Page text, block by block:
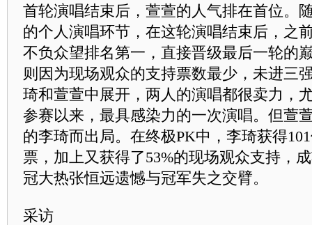
首轮演唱结束后，萱萱的人气排在首位。
的个人演唱环节，在这轮演唱结束后，之
不负众望排名第一，直接晋级最后一轮的
则因为现场观众的支持票数最少，未进三
琦和萱萱中展开，两人的演唱都很卖力，
参赛以来，最具感染力的一次演唱。但萱
的李琦而出局。在终极PK中，李琦获得
票，加上又获得了53%的现场观众支持，
冠大热张恒远遗憾与冠军失之交臂。
采访